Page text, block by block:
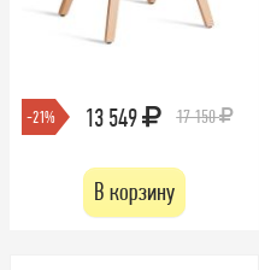
-21% 13 549 17 150
В корзину